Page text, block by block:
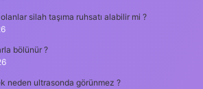
silah taşıma ruhsatı alabilir mi ?
bölünür ?
neden ultrasonda görünmez ?